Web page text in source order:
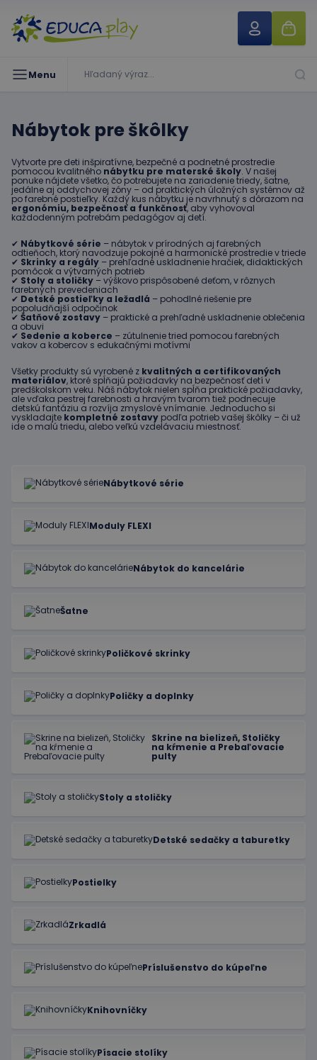
Menu
Nábytok pre škôlky
Vytvorte pre deti inšpiratívne, bezpečné a podnetné prostredie
pomocou kvalitného nábytku pre materské školy. V našej
ponuke nájdete všetko, čo potrebujete na zariadenie triedy, šatne,
jedálne aj oddychovej zóny – od praktických úložných systémov až
po farebné postieľky. Každý kus nábytku je navrhnutý s dôrazom na
ergonómiu, bezpečnosť a funkčnosť, aby vyhovoval
každodenným potrebám pedagógov aj detí.
✔ Nábytkové série – nábytok v prírodných aj farebných
odtieňoch, ktorý navodzuje pokojné a harmonické prostredie v triede
✔ Skrinky a regály – prehľadné uskladnenie hračiek, didaktických
pomôcok a výtvarných potrieb
✔ Stoly a stoličky – výškovo prispôsobené deťom, v rôznych
farebných prevedeniach
✔ Detské postieľky a ležadlá – pohodlné riešenie pre
popoludňajší odpočinok
✔ Šatňové zostavy – praktické a prehľadné uskladnenie oblečenia
a obuvi
✔ Sedenie a koberce – zútulnenie tried pomocou farebných
vakov a kobercov s edukačnými motívmi
Všetky produkty sú vyrobené z kvalitných a certifikovaných
materiálov, ktoré spĺňajú požiadavky na bezpečnosť detí v
predškolskom veku. Náš nábytok nielen spĺňa praktické požiadavky,
ale vďaka pestrej farebnosti a hravým tvarom tiež podnecuje
detskú fantáziu a rozvíja zmyslové vnímanie. Jednoducho si
vyskladajte kompletné zostavy podľa potrieb vašej škôlky – či už
ide o malú triedu, alebo veľkú vzdelávaciu miestnosť.
Nábytkové série
Moduly FLEXI
Nábytok do kancelárie
Šatne
Poličkové skrinky
Poličky a doplnky
Skrine na bielizeň, Stoličky
na kŕmenie a Prebaľovacie
pulty
Stoly a stoličky
Detské sedačky a taburetky
Postielky
Zrkadlá
Príslušenstvo do kúpeľne
Knihovníčky
Písacie stolíky